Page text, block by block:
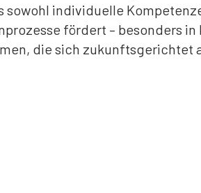
sowohl individuelle
fördert – besonders in
die sich zukunftsgerichtet